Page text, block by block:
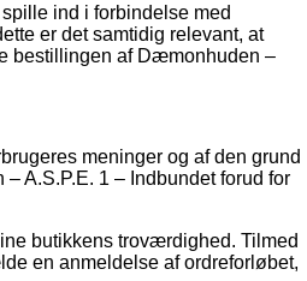
ind i forbindelse med
er det samtidig relevant, at
bestillingen af Dæmonhuden –
meninger og af den grund
A.S.P.E. 1 – Indbundet forud for
butikkens troværdighed. Tilmed
en anmeldelse af ordreforløbet,